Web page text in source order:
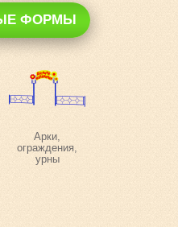
ФОРМЫ
Арки,
ограждения,
урны